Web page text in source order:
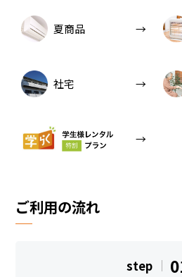
夏商品
社宅
ご利用の流れ
step